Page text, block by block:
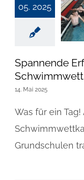
05. 2025
Spannende
14. Mai 2025
Was für ein
Grundschulen